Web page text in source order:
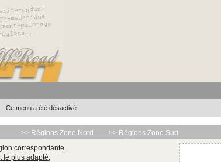
Ce menu a été désactivé
>> Régions Zone Nord
>> Régions Zone Sud
correspondante.
le plus adapté,